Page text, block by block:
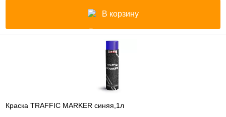
В корзину
Краска TRAFFIC MARKER синяя,1л